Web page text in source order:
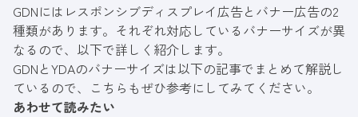
GDNにはレスポンシブディスプレイ広告とバナー広告の2
種類があります。それぞれ対応しているバナーサイズが異
なるので、以下で詳しく紹介します。
GDNとYDAのバナーサイズは以下の記事でまとめて解説し
ているので、こちらもぜひ参考にしてみてください。
あわせて読みたい